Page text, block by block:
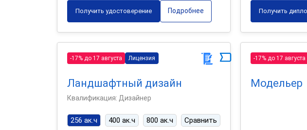
Получить удостоверение Подробнее Получить
-17% до 17 августа Лицензия
Ландшафтный дизайн
Квалификация: Дизайнер
256 ак.ч 400 ак.ч 800 ак.ч Сравнить
-17% до 17 августа
Модельер